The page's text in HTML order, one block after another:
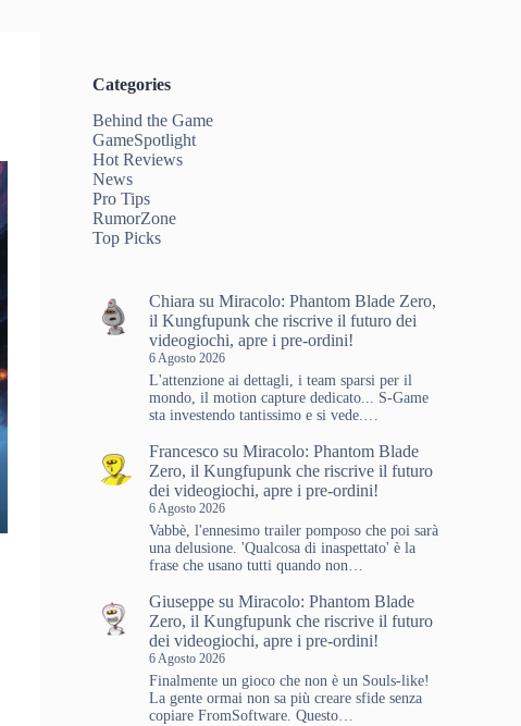
Categories
Behind the Game
GameSpotlight
Hot Reviews
News
Pro Tips
RumorZone
Top Picks
Chiara suMiracolo: Phantom Blade Zero,
il Kungfupunk che riscrive il futuro dei
videogiochi, apre i pre-ordini!
6 Agosto 2026
L'attenzione ai dettagli, i team sparsi per il
mondo, il motion capture dedicato... S-Game
sta investendo tantissimo e si vede.…
Francesco suMiracolo: Phantom Blade
Zero, il Kungfupunk che riscrive il futuro
dei videogiochi, apre i pre-ordini!
6 Agosto 2026
Vabbè, l'ennesimo trailer pomposo che poi sarà
una delusione. 'Qualcosa di inaspettato' è la
frase che usano tutti quando non…
Giuseppe suMiracolo: Phantom Blade
Zero, il Kungfupunk che riscrive il futuro
dei videogiochi, apre i pre-ordini!
6 Agosto 2026
Finalmente un gioco che non è un Souls-like!
La gente ormai non sa più creare sfide senza
copiare FromSoftware. Questo…